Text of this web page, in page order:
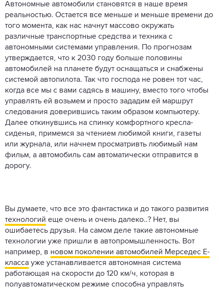
Автономные автомобили становятся в наше время
реальностью. Остается все меньше и меньше времени до
того момента, как нас начнут массово окружать
различные транспортные средства и техника с
автономными системами управления. По прогнозам
утверждается, что к 2030 году больше половины
автомобилей на планете будут оснащаться и снабжены
системой автопилота. Так что господа не ровен тот час,
когда все мы с вами садясь в машину, вместо того чтобы
управлять ей возьмем и просто зададим ей маршрут
следования доверившись таким образом компьютеру.
Далее откинувшись на спинку комфортного кресла-
сиденья, примемся за чтением любимой книги, газеты
или журнала, или начнем просматривть любимый нам
фильм, а автомобиль сам автоматически отправится в
дорогу.
Вы думаете, что все это фантастика и до такого развития
технологий еще очень и очень далеко..? Нет, вы
ошибаетесь друзья. На самом деле такие автономные
технологии уже пришли в автопромышленность. Вот
например, в новом поколении автомобилей Мерседес Е-
класса уже устанавливается автономная система
работающая на скорости до 120 км/ч, которая в
полуавтоматическом режиме способна управлять